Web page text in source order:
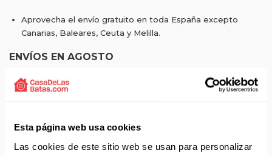
Esta página web usa cookies
Las cookies de este sitio web se usan para personalizar
Aprovecha el envío gratuito en toda España excepto
Canarias, Baleares, Ceuta y Melilla.
ENVÍOS EN AGOSTO
No realizamos envíos del 10 al 21 de agosto.
Reanudamos envíos el día 24 de agosto para productos
Si adquieres productos con distinto plazo de entrega, el
Los productos sin disponibilidad 24 horas serán servidos a